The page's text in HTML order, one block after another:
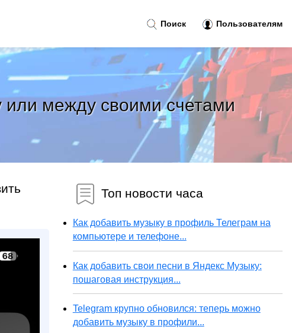
или между своими счетами
Топ новости часа
Как добавить музыку в профиль Телеграм на
компьютере и телефоне...
Как добавить свои песни в Яндекс Музыку:
пошаговая инструкция...
Telegram крупно обновился: теперь можно
добавить музыку в профили...
Поиск Пользователям